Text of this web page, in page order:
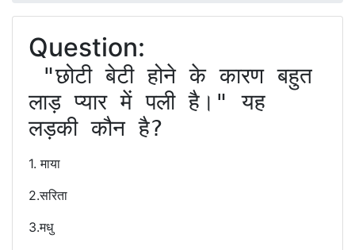
Question:
लाड़ प्यार में पली है।" यह
1. माया
2.सरिता
3.मधु